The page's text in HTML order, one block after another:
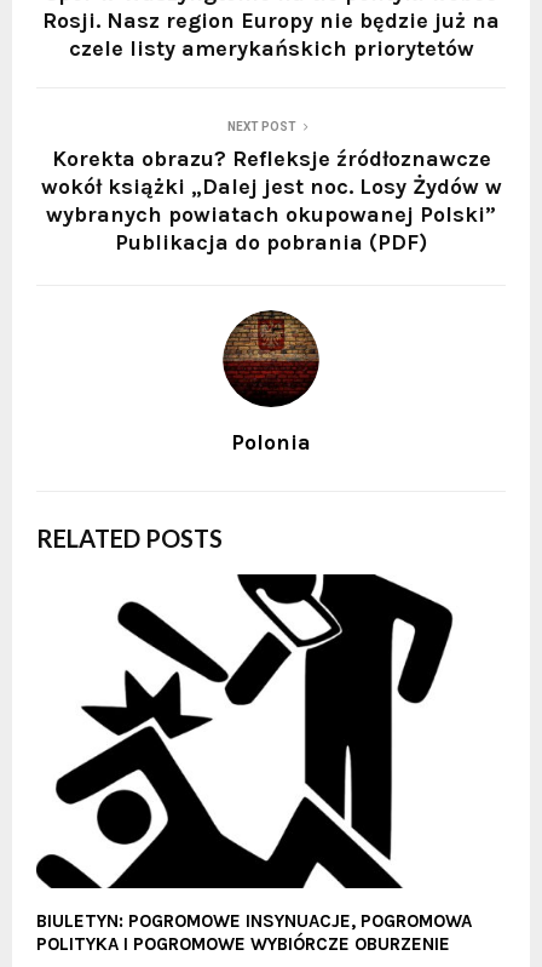
Rosji. Nasz region Europy nie będzie już na
czele listy amerykańskich priorytetów
NEXT POST
Korekta obrazu? Refleksje źródłoznawcze
wokół książki „Dalej jest noc. Losy Żydów w
wybranych powiatach okupowanej Polski”
Publikacja do pobrania (PDF)
Polonia
RELATED POSTS
BIULETYN: POGROMOWE INSYNUACJE, POGROMOWA
POLITYKA I POGROMOWE WYBIÓRCZE OBURZENIE